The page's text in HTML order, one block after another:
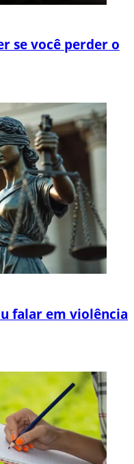
se você perder o
falar em violência